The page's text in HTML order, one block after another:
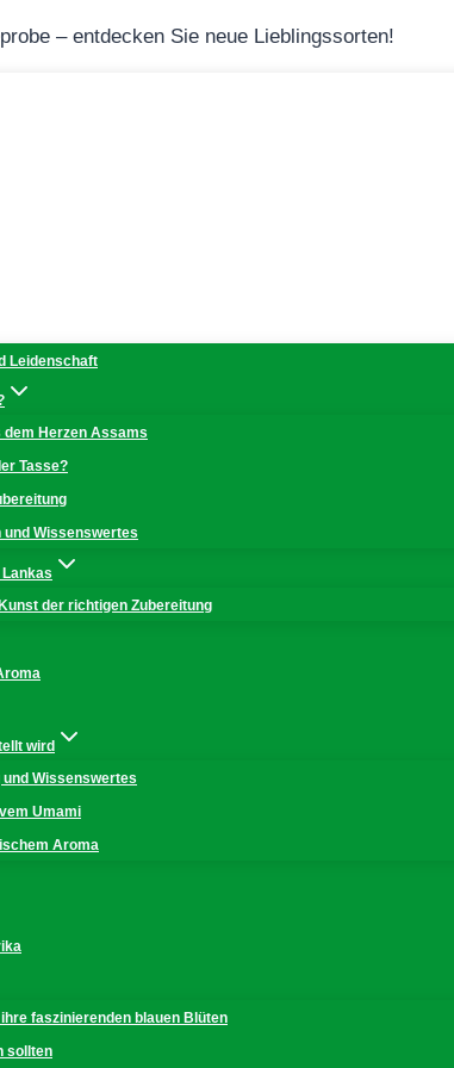
– entdecken Sie neue Lieblingssorten!
Leidenschaft
dem Herzen Assams
Tasse?
Wissenswertes
der richtigen Zubereitung
wird
Wissenswertes
Umami
Aroma
faszinierenden blauen Blüten
sollten